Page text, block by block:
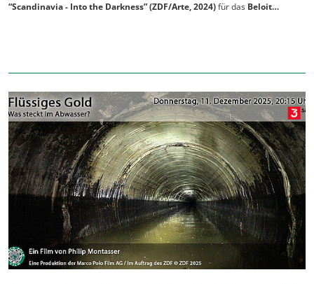
“Scandinavia - Into the Darkness” (ZDF/Arte, 2024)für das Beloit…